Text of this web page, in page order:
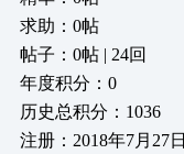
求助：0帖
帖子：0帖 | 24回
年度积分：0
历史总积分：1036
注册：2018年7月27日